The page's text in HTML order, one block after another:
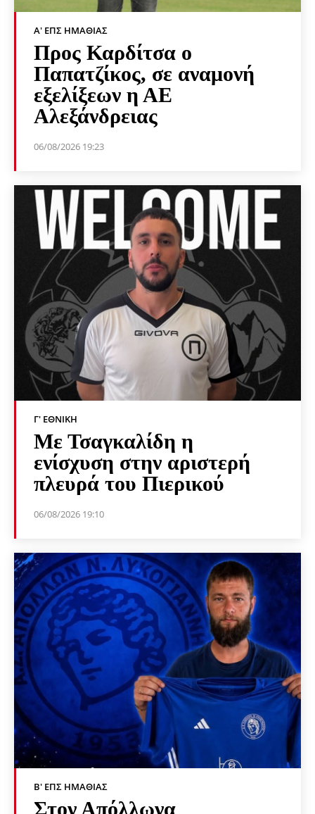
Α' ΕΠΣ ΗΜΑΘΊΑΣ
Προς Καρδίτσα ο
Παπατζίκος, σε αναμονή
εξελίξεων η ΑΕ
Αλεξάνδρειας
06/08/2026 19:23
Γ' ΕΘΝΙΚΉ
Με Τσαγκαλίδη η
ενίσχυση στην αριστερή
πλευρά του Πιερικού
06/08/2026 19:10
Β' ΕΠΣ ΗΜΑΘΊΑΣ
Στον Απόλλωνα